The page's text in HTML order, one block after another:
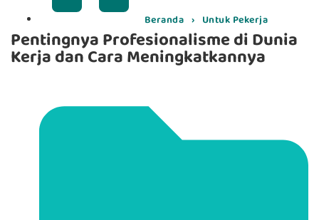
Beranda › Untuk Pekerja
Pentingnya Profesionalisme di Dunia
Kerja dan Cara Meningkatkannya